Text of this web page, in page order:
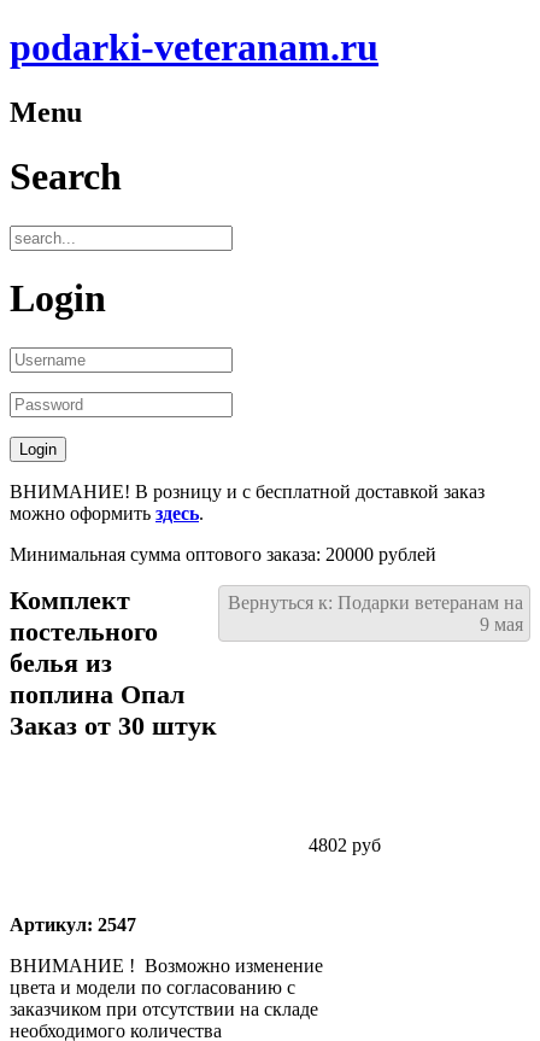
podarki-veteranam.ru
Menu
Search
Login
ВНИМАНИЕ! В розницу и с бесплатной доставкой заказ
можно оформить здесь.
Минимальная сумма оптового заказа: 20000 рублей
Вернуться к: Подарки ветеранам на
9 мая
Комплект
постельного
белья из
поплина Опал
Заказ от 30 штук
4802 руб
Артикул: 2547
ВНИМАНИЕ ! Возможно изменение
цвета и модели по согласованию с
заказчиком при отсутствии на складе
необходимого количества